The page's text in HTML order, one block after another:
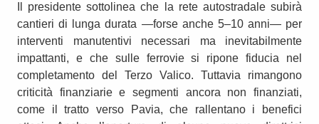
Il presidente sottolinea che la rete autostradale subirà
cantieri di lunga durata —forse anche 5–10 anni— per
interventi manutentivi necessari ma inevitabilmente
impattanti, e che sulle ferrovie si ripone fiducia nel
completamento del Terzo Valico. Tuttavia rimangono
criticità finanziarie e segmenti ancora non finanziati,
come il tratto verso Pavia, che rallentano i benefici